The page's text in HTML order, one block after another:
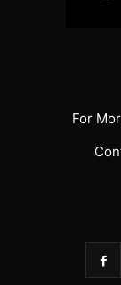
For